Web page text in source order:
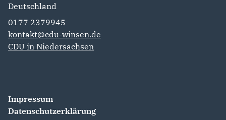
Deutschland
0177 2379945
kontakt@cdu-winsen.de
CDU in Niedersachsen
Impressum
Datenschutzerklärung